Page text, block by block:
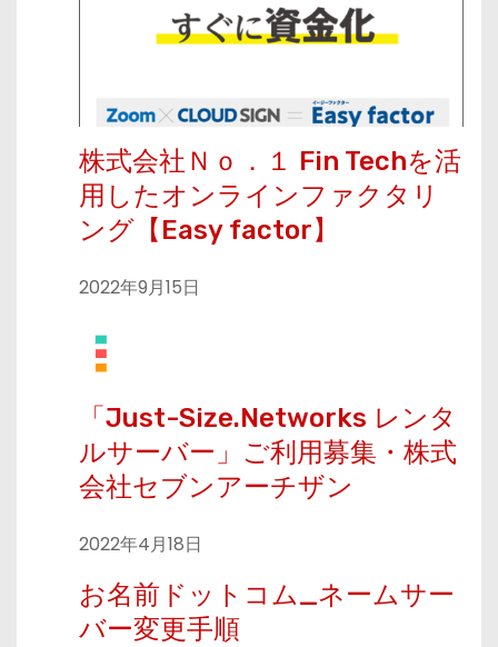
株式会社Ｎｏ．１ Fin Techを活
用したオンラインファクタリ
ング【Easy factor】
2022年9月15日
「Just-Size.Networks レンタ
ルサーバー」ご利用募集・株式
会社セブンアーチザン
2022年4月18日
お名前ドットコム_ネームサー
バー変更手順